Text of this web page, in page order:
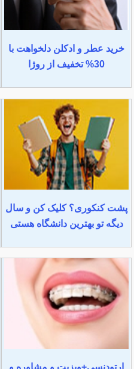
خرید عطر و ادکلن دلخواهت با
30% تخفیف از روژا
پشت کنکوری؟ کلیک کن و سال
دیگه تو بهترین دانشگاه هستی